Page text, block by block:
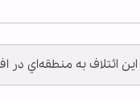
به منطقه‌اي در